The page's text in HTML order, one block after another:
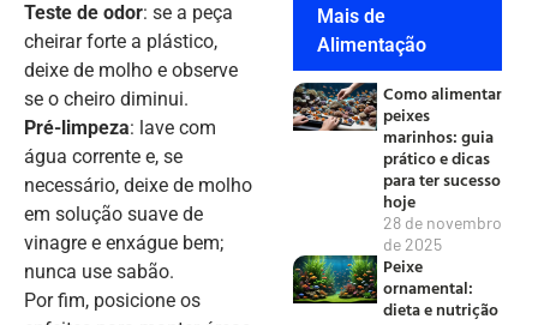
Teste de odor: se a peça
cheirar forte a plástico,
deixe de molho e observe
se o cheiro diminui.
Pré-limpeza: lave com
água corrente e, se
necessário, deixe de molho
em solução suave de
vinagre e enxágue bem;
nunca use sabão.
Por fim, posicione os
Mais de
Alimentação
Como alimentar
peixes
marinhos: guia
prático e dicas
para ter sucesso
hoje
28 de novembro
de 2025
Peixe
ornamental:
dieta e nutrição